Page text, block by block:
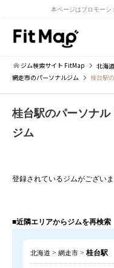
本ページはプロモーシ
ジム検索サイト FitMap 北海道
網走市のパーソナルジム 桂台駅
桂台駅のパーソナ
ジム
登録されているジムがござい
■近隣エリアからジムを再検索
北海道 > 網走市 > 桂台駅